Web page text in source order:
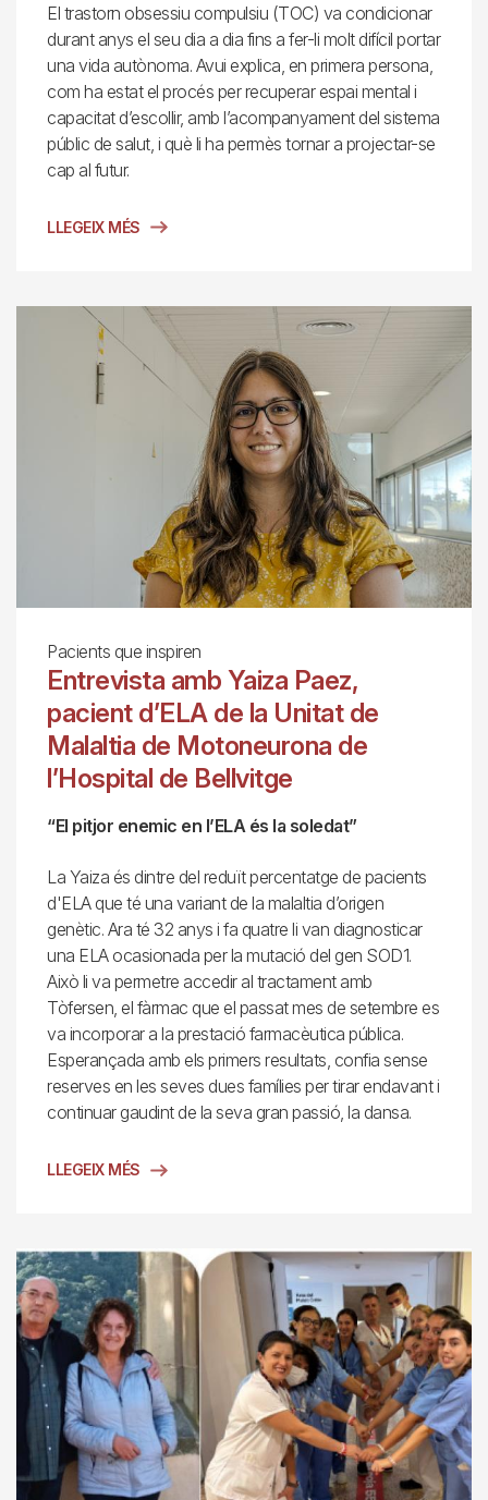
El trastorn obsessiu compulsiu (TOC) va condicionar
durant anys el seu dia a dia fins a fer-li molt difícil portar
una vida autònoma. Avui explica, en primera persona,
com ha estat el procés per recuperar espai mental i
capacitat d’escollir, amb l’acompanyament del sistema
públic de salut, i què li ha permès tornar a projectar-se
cap al futur.
LLEGEIX MÉS
Pacients que inspiren
Entrevista amb Yaiza Paez,
pacient d’ELA de la Unitat de
Malaltia de Motoneurona de
l’Hospital de Bellvitge
“El pitjor enemic en l’ELA és la soledat”
La Yaiza és dintre del reduït percentatge de pacients
d'ELA que té una variant de la malaltia d’origen
genètic. Ara té 32 anys i fa quatre li van diagnosticar
una ELA ocasionada per la mutació del gen SOD1.
Això li va permetre accedir al tractament amb
Tòfersen, el fàrmac que el passat mes de setembre es
va incorporar a la prestació farmacèutica pública.
Esperançada amb els primers resultats, confia sense
reserves en les seves dues famílies per tirar endavant i
continuar gaudint de la seva gran passió, la dansa.
LLEGEIX MÉS